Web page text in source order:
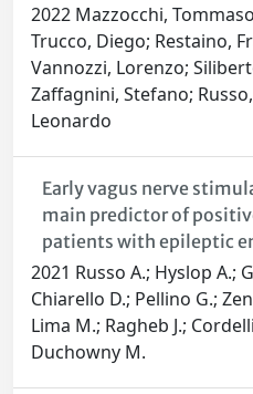
2022 Mazzocchi,
Trucco, Diego; Restaino,
Vannozzi, Lorenzo;
Zaffagnini, Stefano;
Leonardo
Early vagus nerve
main predictor of
patients with epileptic
2021 Russo A.; Hyslop A.;
Chiarello D.; Pellino G.;
Lima M.; Ragheb J.;
Duchowny M.